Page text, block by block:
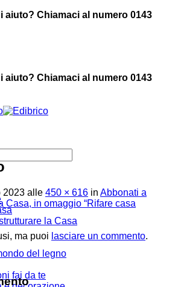
aiuto? Chiamaci al numero 0143
aiuto? Chiamaci al numero 0143
la Casa
del legno
fai da te
2023 alle 450 × 616 in Abbonati a
Casa, in omaggio “Rifare casa
ma puoi lasciare un commento.